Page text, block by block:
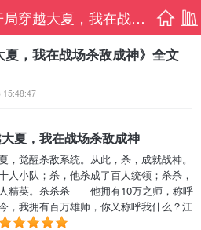
穿越大夏，我在战场杀敌成
首页 书架
，我在战场杀敌成神》全文
15:48:47
夏，我在战场杀敌成神
，觉醒杀敌系统。从此，杀，成就战神。
人小队；杀，他杀成了百人统领；杀杀，
精英。杀杀杀——他拥有10万之师，称呼
，我拥有百万雄师，你又称呼我什么？江
统统都要！......